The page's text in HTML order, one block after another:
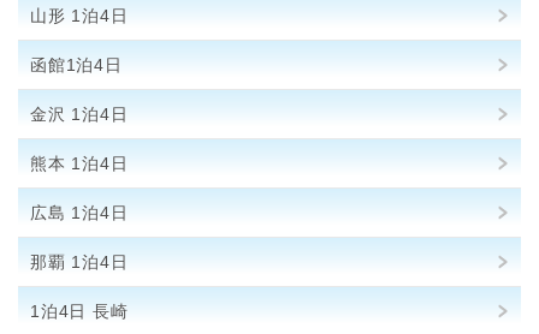
山形 1泊4日
函館1泊4日
金沢 1泊4日
熊本 1泊4日
広島 1泊4日
那覇 1泊4日
1泊4日 長崎